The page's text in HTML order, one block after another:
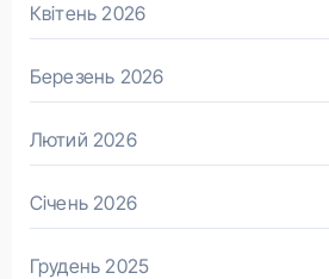
Квітень 2026
Березень 2026
Лютий 2026
Січень 2026
Грудень 2025